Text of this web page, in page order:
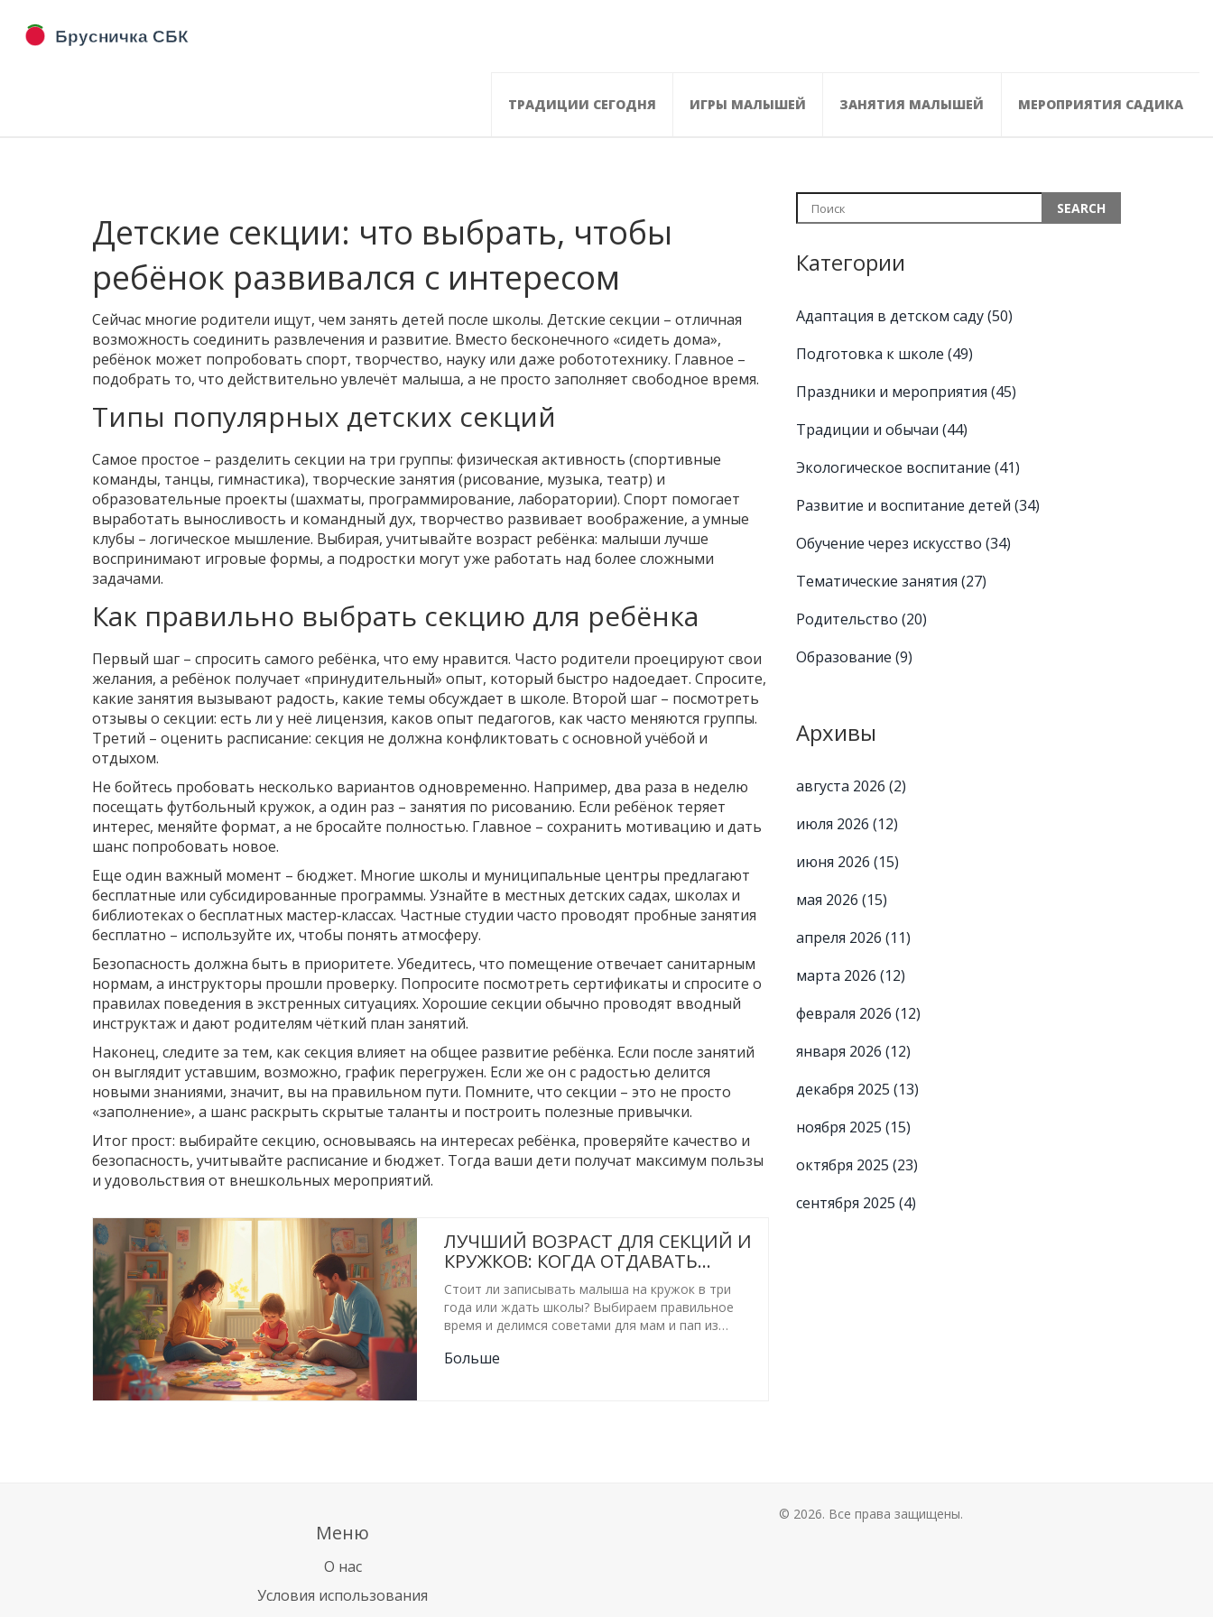
ТРАДИЦИИ СЕГОДНЯ ИГРЫ МАЛЫШЕЙ ЗАНЯТИЯ МАЛЫШЕЙ МЕРОПРИЯТИЯ САДИКА
Детские секции: что выбрать, чтобы
ребёнок развивался с интересом
Сейчас многие родители ищут, чем занять детей после школы. Детские секции – отличная
возможность соединить развлечения и развитие. Вместо бесконечного «сидеть дома»,
ребёнок может попробовать спорт, творчество, науку или даже робототехнику. Главное –
подобрать то, что действительно увлечёт малыша, а не просто заполняет свободное время.
Типы популярных детских секций
Самое простое – разделить секции на три группы: физическая активность (спортивные
команды, танцы, гимнастика), творческие занятия (рисование, музыка, театр) и
образовательные проекты (шахматы, программирование, лаборатории). Спорт помогает
выработать выносливость и командный дух, творчество развивает воображение, а умные
клубы – логическое мышление. Выбирая, учитывайте возраст ребёнка: малыши лучше
воспринимают игровые формы, а подростки могут уже работать над более сложными
задачами.
Как правильно выбрать секцию для ребёнка
Первый шаг – спросить самого ребёнка, что ему нравится. Часто родители проецируют свои
желания, а ребёнок получает «принудительный» опыт, который быстро надоедает. Спросите,
какие занятия вызывают радость, какие темы обсуждает в школе. Второй шаг – посмотреть
отзывы о секции: есть ли у неё лицензия, каков опыт педагогов, как часто меняются группы.
Третий – оценить расписание: секция не должна конфликтовать с основной учёбой и
отдыхом.
Не бойтесь пробовать несколько вариантов одновременно. Например, два раза в неделю
посещать футбольный кружок, а один раз – занятия по рисованию. Если ребёнок теряет
интерес, меняйте формат, а не бросайте полностью. Главное – сохранить мотивацию и дать
шанс попробовать новое.
Еще один важный момент – бюджет. Многие школы и муниципальные центры предлагают
бесплатные или субсидированные программы. Узнайте в местных детских садах, школах и
библиотеках о бесплатных мастер‑классах. Частные студии часто проводят пробные занятия
бесплатно – используйте их, чтобы понять атмосферу.
Безопасность должна быть в приоритете. Убедитесь, что помещение отвечает санитарным
нормам, а инструкторы прошли проверку. Попросите посмотреть сертификаты и спросите о
правилах поведения в экстренных ситуациях. Хорошие секции обычно проводят вводный
инструктаж и дают родителям чёткий план занятий.
Наконец, следите за тем, как секция влияет на общее развитие ребёнка. Если после занятий
он выглядит уставшим, возможно, график перегружен. Если же он с радостью делится
новыми знаниями, значит, вы на правильном пути. Помните, что секции – это не просто
«заполнение», а шанс раскрыть скрытые таланты и построить полезные привычки.
Итог прост: выбирайте секцию, основываясь на интересах ребёнка, проверяйте качество и
безопасность, учитывайте расписание и бюджет. Тогда ваши дети получат максимум пользы
и удовольствия от внешкольных мероприятий.
ЛУЧШИЙ ВОЗРАСТ ДЛЯ СЕКЦИЙ И
КРУЖКОВ: КОГДА ОТДАВАТЬ
РЕБЕНКА
Стоит ли записывать малыша на кружок в три
года или ждать школы? Выбираем правильное
время и делимся советами для мам и пап из
Больше
Категории
Адаптация в детском саду(50)
Подготовка к школе (49)
Праздники и мероприятия (45)
Традиции и обычаи (44)
Экологическое воспитание (41)
Развитие и воспитание детей (34)
Обучение через искусство (34)
Тематические занятия (27)
Родительство (20)
Образование (9)
Архивы
августа 2026 (2)
июля 2026 (12)
июня 2026 (15)
мая 2026 (15)
апреля 2026 (11)
марта 2026 (12)
февраля 2026 (12)
января 2026 (12)
декабря 2025 (13)
ноября 2025 (15)
октября 2025 (23)
сентября 2025 (4)
Меню
О нас
Условия использования
© 2026. Все права защищены.